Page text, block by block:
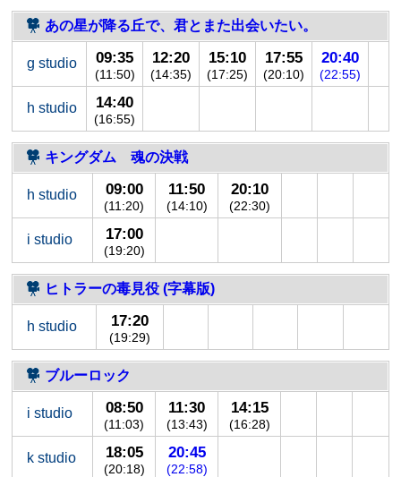
あの星が降る丘で、君とまた出会いたい。
g studio 09:35
(11:50)
12:20
(14:35)
15:10
(17:25)
17:55
(20:10)
20:40
(22:55)
h studio 14:40
(16:55)
キングダム 魂の決戦
h studio 09:00
(11:20)
11:50
(14:10)
20:10
(22:30)
i studio 17:00
(19:20)
ヒトラーの毒見役 (字幕版)
h studio 17:20
(19:29)
ブルーロック
i studio 08:50
(11:03)
11:30
(13:43)
14:15
(16:28)
k studio 18:05
(20:18)
20:45
(22:58)